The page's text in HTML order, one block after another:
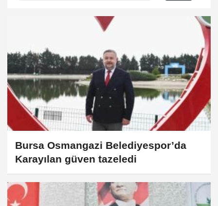
Bursa Osmangazi Belediyespor’da
Karayılan güven tazeledi